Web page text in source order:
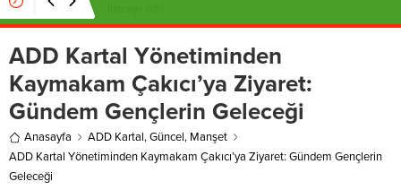
ADD Kartal Yönetiminden
Kaymakam Çakıcı’ya Ziyaret:
Gündem Gençlerin Geleceği
Anasayfa ADD Kartal,Güncel, Manşet
ADD Kartal Yönetiminden Kaymakam Çakıcı’ya Ziyaret: Gündem Gençlerin
Geleceği